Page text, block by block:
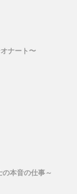
ナート〜
本音の仕事～